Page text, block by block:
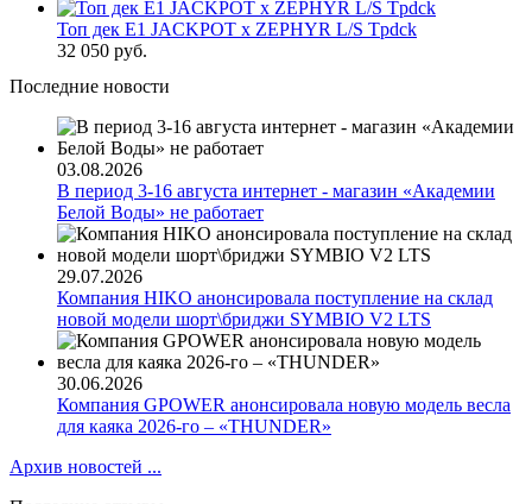
Топ дек E1 JACKPOT x ZEPHYR L/S Tpdck
32 050 руб.
Последние новости
03.08.2026
В период 3-16 августа интернет - магазин «Академии
Белой Воды» не работает
29.07.2026
Компания HIKO анонсировала поступление на склад
новой модели шорт\бриджи SYMBIO V2 LTS
30.06.2026
Компания GPOWER анонсировала новую модель весла
для каяка 2026-го – «THUNDER»
Архив новостей ...